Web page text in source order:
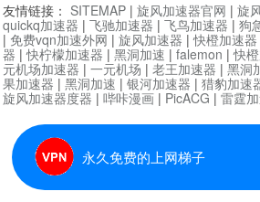
永久免费的上网梯子
友情链接： SITEMAP | 旋风加速器官网 | 旋
quickq加速器 | 飞驰加速器 | 飞鸟加速器 | 狗
| 免费vqn加速外网 | 旋风加速器 |快橙加速器
器 |快柠檬加速器 | 黑洞加速 | falemon |快
元机场加速器 | 一元机场 | 老王加速器 | 黑洞
果加速器 | 黑洞加速 | 银河加速器 | 猎豹加速
旋风加速器度器 | 哔咔漫画 | PicACG | 雷霆